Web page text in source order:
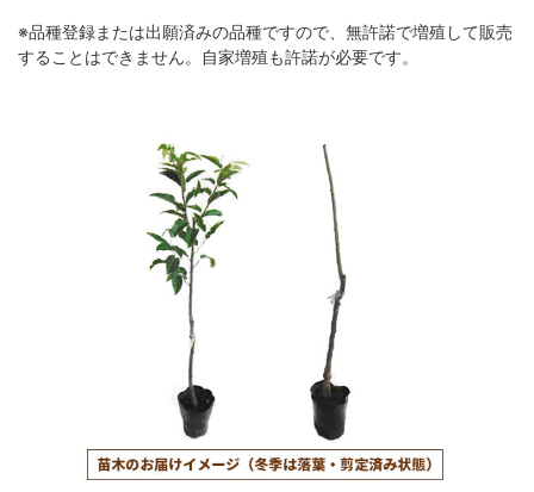
※品種登録または出願済みの品種ですので、無許諾で増殖して販売
することはできません。自家増殖も許諾が必要です。